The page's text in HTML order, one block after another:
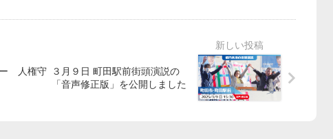
ー 人権守
３月９日 町田駅前街頭演説の
「音声修正版」を公開しました